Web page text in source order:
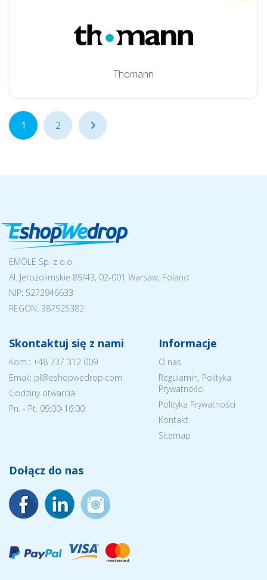
Thomann
1 2 ...
EMOLE Sp. z o.o.
Al. Jerozolimskie 89/43, 02-001 Warsaw, Poland
NIP: 5272946633
REGON: 387925382
Skontaktuj się z nami
Kom.: +48 737 312 009
Email: pl@eshopwedrop.com
Godziny otwarcia:
Pn. - Pt. 09:00-16:00
Informacje
O nas
Regulamin, Polityka
Prywatności
Polityka Prywatności
Kontakt
Sitemap
Dołącz do nas